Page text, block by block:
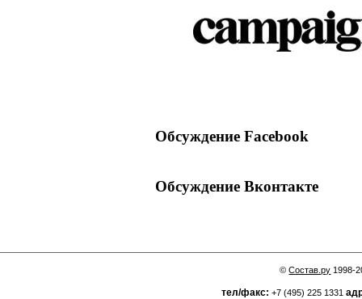
Обсуждение Facebook
Обсуждение Вконтакте
©Состав.ру 1998-
тел/факс: +7 (495) 225 1331